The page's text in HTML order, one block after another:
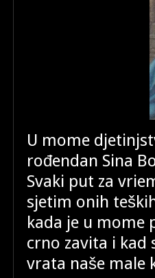
U mome
rođendan Sina
Svaki put za
sjetim onih
kada je u mome
crno zavita i kad
vrata naše male